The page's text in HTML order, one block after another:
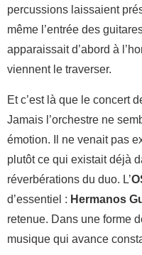
percussions laissaient
même l’entrée des
apparaissait d’abord à
viennent le traverser.
Et c’est là que le concert
Jamais l’orchestre ne
émotion. Il ne venait pas
plutôt ce qui existait déjà
réverbérations du duo. L’
d’essentiel : Hermanos
retenue. Dans une forme
musique qui avance